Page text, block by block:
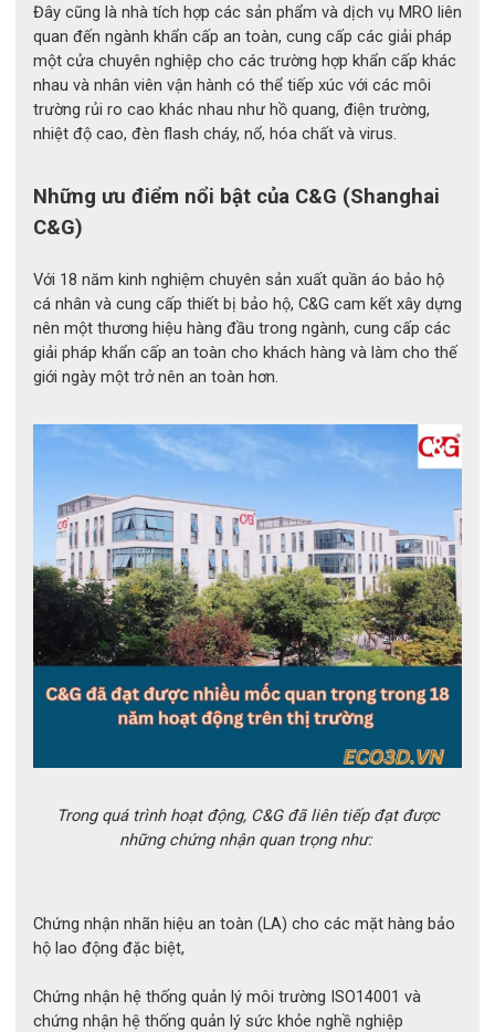
nhiên cao cấp, mang đến độ dẻo dai và đàn hồi vượt trội, giúp
người lao động thực hiện các thao tác kỹ thuật chính xác một
cách dễ dàng mà vẫn đảm bảo cảm giác thoải mái khi sử dụng
trong thời gian dài. Chất liệu cao su tự nhiên được tuyển chọn
kỹ lưỡng không chỉ nâng cao khả năng cách điện mà còn tăng
độ bền cho sản phẩm trong môi trường làm việc khắc nghiệt.
từ bàn tay đến qua cổ tay, giúp giảm thiểu nguy cơ tiếp xúc với
nguồn điện trong quá trình làm việc. Màu cam đặc trưng của
găng tay không chỉ tạo sự nổi bật mà còn hỗ trợ người dùng dễ
thời kiểm tra và thay thế khi cần thiết.
Ứng dụng thực tế của sản phẩm
Nhờ các đặc tính kỹ thuật đạt chuẩn găng tay cách điện Class
Thao tác tại các tủ điện công nghiệp, trạm biến áp.
Kiểm tra thiết bị điện trong các nhà máy sản xuất và công trình
xây dựng.
Đây cũng là nhà tích hợp các sản phẩm và dịch vụ MRO liên
quan đến ngành khẩn cấp an toàn, cung cấp các giải pháp
một cửa chuyên nghiệp cho các trường hợp khẩn cấp khác
nhau và nhân viên vận hành có thể tiếp xúc với các môi
trường rủi ro cao khác nhau như hồ quang, điện trường,
nhiệt độ cao, đèn flash cháy, nổ, hóa chất và virus.
Những ưu điểm nổi bật của C&G (Shanghai
C&G)
Với 18 năm kinh nghiệm chuyên sản xuất quần áo bảo hộ
cá nhân và cung cấp thiết bị bảo hộ, C&G cam kết xây dựng
nên một thương hiệu hàng đầu trong ngành, cung cấp các
giải pháp khẩn cấp an toàn cho khách hàng và làm cho thế
giới ngày một trở nên an toàn hơn.
Trong quá trình hoạt động, C&G đã liên tiếp đạt được
những chứng nhận quan trọng như:
Chứng nhận nhãn hiệu an toàn (LA) cho các mặt hàng bảo
hộ lao động đặc biệt,
Chứng nhận hệ thống quản lý môi trường ISO14001 và
chứng nhận hệ thống quản lý sức khỏe nghề nghiệp